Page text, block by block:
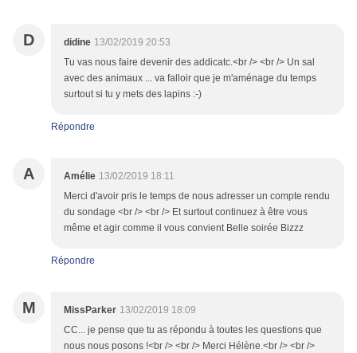
D didine 13/02/2019 20:53
Tu vas nous faire devenir des addicatc.<br /> <br /> Un sal
avec des animaux ... va falloir que je m'aménage du temps
surtout si tu y mets des lapins :-)
Répondre
A Amélie 13/02/2019 18:11
Merci d'avoir pris le temps de nous adresser un compte rendu
du sondage <br /> <br /> Et surtout continuez à être vous
même et agir comme il vous convient Belle soirée Bizzz
Répondre
M MissParker 13/02/2019 18:09
CC... je pense que tu as répondu à toutes les questions que
nous nous posons !<br /> <br /> Merci Hélène.<br /> <br />